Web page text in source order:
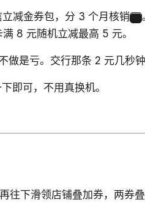
减金券包，分 3 个月核销
8 元随机立减最高 5 元。
是亏。交行那条 2 元几秒钟
即可，不用真换机。
往下滑领店铺叠加券，两